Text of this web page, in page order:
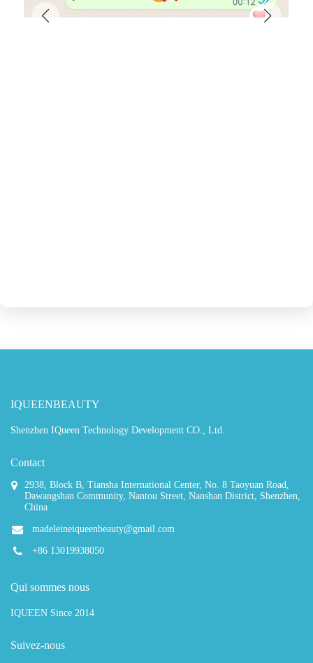
IQUEENBEAUTY
Shenzhen IQueen Technology Development CO., Ltd.
Contact
2938, Block B, Tiansha International Center, No. 8 Taoyuan Road,
Dawangshan Community, Nantou Street, Nanshan District, Shenzhen,
China
madeleineiqueenbeauty@gmail.com
+86 13019938050
Qui sommes nous
IQUEEN Since 2014
Suivez-nous